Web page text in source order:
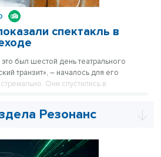
спектакль в
был шестой день театрального
транзит», – началось для его
Они спустились в
Резонанс